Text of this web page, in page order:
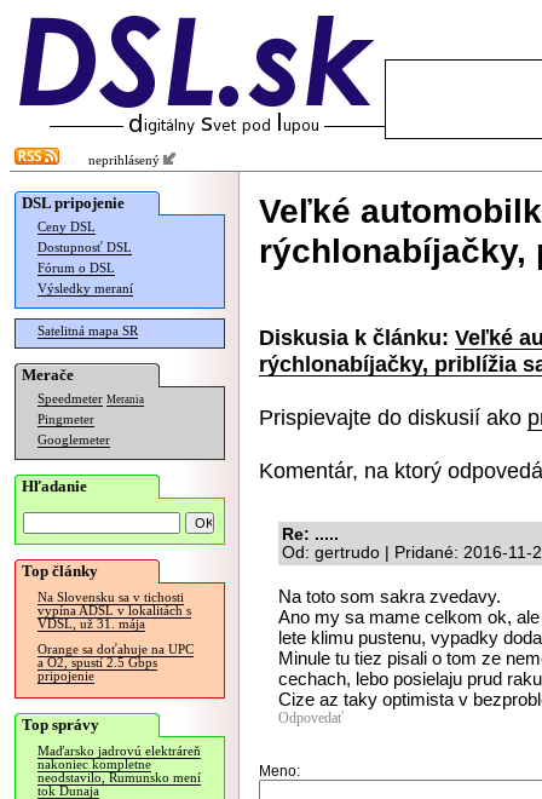
neprihlásený
DSL pripojenie
Ceny DSL
Dostupnosť DSL
Fórum o DSL
Výsledky meraní
Satelitná mapa SR
Merače
Speedmeter Merania
Pingmeter
Googlemeter
Hľadanie
Top články
Na Slovensku sa v tichosti
vypína ADSL v lokalitách s
VDSL, už 31. mája
Orange sa doťahuje na UPC
a O2, spustí 2.5 Gbps
pripojenie
Top správy
Maďarsko jadrovú elektráreň
nakoniec kompletne
neodstavilo, Rumunsko mení
tok Dunaja
Veľké
rýchlonabíjačky,
Diskusia k článku: Veľké
rýchlonabíjačky, priblížia
Prispievajte do diskusií ako
Komentár, na ktorý
Re: .....
Od: gertrudo | Pridané: 2016-11-
Na toto som sakra zvedavy.
Ano my sa mame celkom ok,
lete klimu pustenu, vypadky
Minule tu tiez pisali o tom ze
cechach, lebo posielaju prud
Cize az taky optimista v
Odpovedať
Meno: